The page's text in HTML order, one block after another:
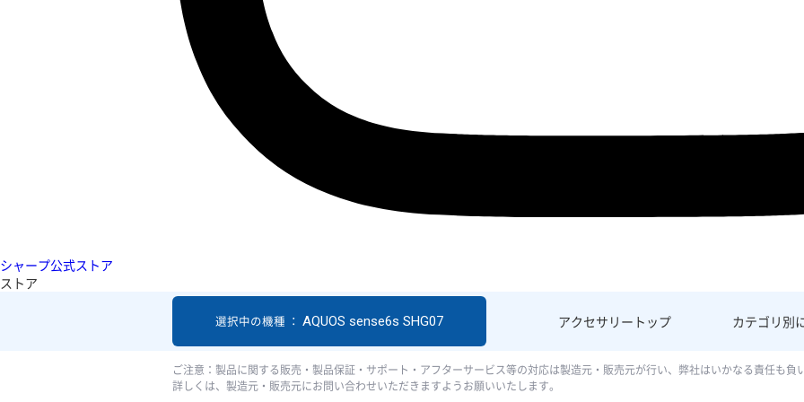
シャープ公式ストア
ストア
アクセサリー トップ カテゴリ別
選択中の機種 ： AQUOS sense6s SHG07
ご注意：製品に関する販売・製品保証・サポート・アフターサービス等の対応は製造元・販売元が行い、弊社はいかなる責任も負
詳しくは、製造元・販売元にお問い合わせいただきますようお願いいたします。